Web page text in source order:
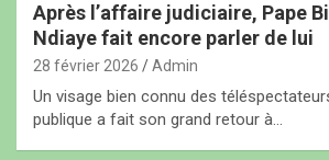
Après l’affaire judiciaire, Pape
Ndiaye fait encore parler de lui
28 février 2026 Admin
Un visage bien connu des
publique a fait son grand retour à…